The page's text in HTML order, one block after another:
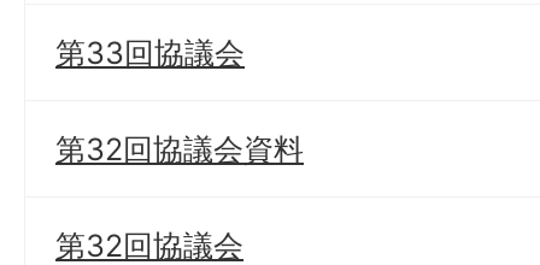
第33回協議会
第32回協議会資料
第32回協議会